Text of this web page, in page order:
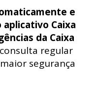
e
Caixa
da Caixa
regular
segurança